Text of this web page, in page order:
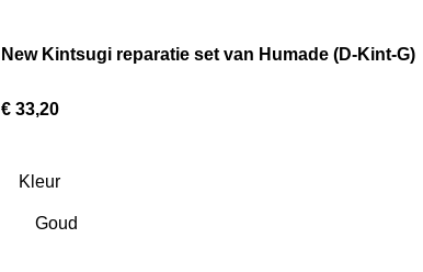
New Kintsugi reparatie set van Humade (D-Kint-G)
€ 33,20
Kleur